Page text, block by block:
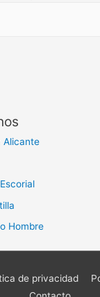
Alicante
Hombre
de privacidad